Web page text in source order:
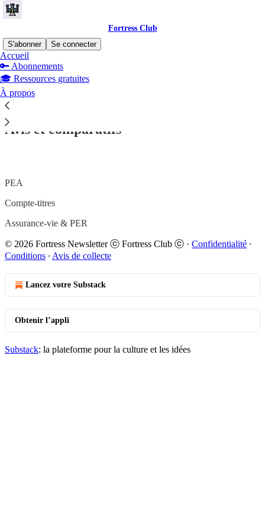
Fortress Club
S'abonner
Se connecter
Accueil
🔑 Abonnements
🎓 Ressources gratuites
À propos
Avis et comparatifs
PEA
Compte-titres
Assurance-vie & PER
© 2026 Fortress Newsletter ⓒ Fortress Club ⓒ · Confidentialité ∙
Conditions ∙ Avis de collecte
Lancez votre Substack
Obtenir l’appli
Substack: la plateforme pour la culture et les idées